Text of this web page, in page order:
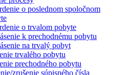
o poslednom spoločnom
o trvalom pobyte
k prechodnému pobytu
na trvalý pobyt
trvalého pobytu
prechodného pobytu
zrušenie súpisného čísla